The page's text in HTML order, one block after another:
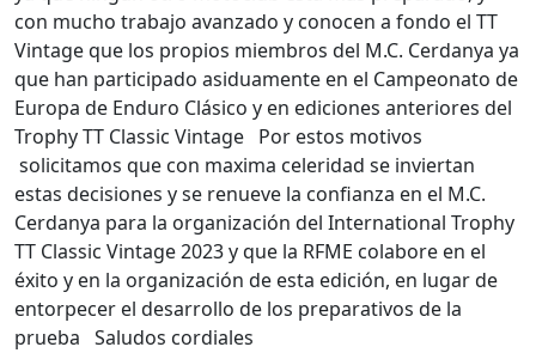
con mucho trabajo avanzado y conocen a fondo el TT
Vintage que los propios miembros del M.C. Cerdanya ya
que han participado asiduamente en el Campeonato de
Europa de Enduro Clásico y en ediciones anteriores del
Trophy TT Classic Vintage Por estos motivos
solicitamos que con maxima celeridad se inviertan
estas decisiones y se renueve la confianza en el M.C.
Cerdanya para la organización del International Trophy
TT Classic Vintage 2023 y que la RFME colabore en el
éxito y en la organización de esta edición, en lugar de
entorpecer el desarrollo de los preparativos de la
prueba Saludos cordiales